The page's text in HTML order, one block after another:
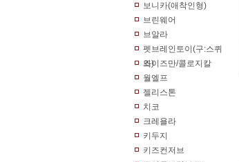
보니카(애착인형)
브린웨어
브알라
펫브레인토이(구:스퀴
즈)
와이즈만/콜로지칼
월엘프
젤리스톤
치코
크레욜라
키두지
키즈컨저브